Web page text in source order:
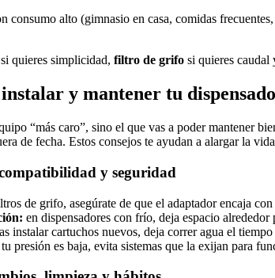
consumo alto (gimnasio en casa, comidas
si quieres simplicidad, filtro de grifo si quieres caudal
instalar y mantener tu
“más caro”, sino el que vas a poder mantener
de fecha. Estos consejos te ayudan a alargar la
y seguridad
de grifo, asegúrate de que el adaptador encaja
en dispensadores con frío, deja espacio
instalar cartuchos nuevos, deja correr agua el
presión es baja, evita sistemas que la exijan para